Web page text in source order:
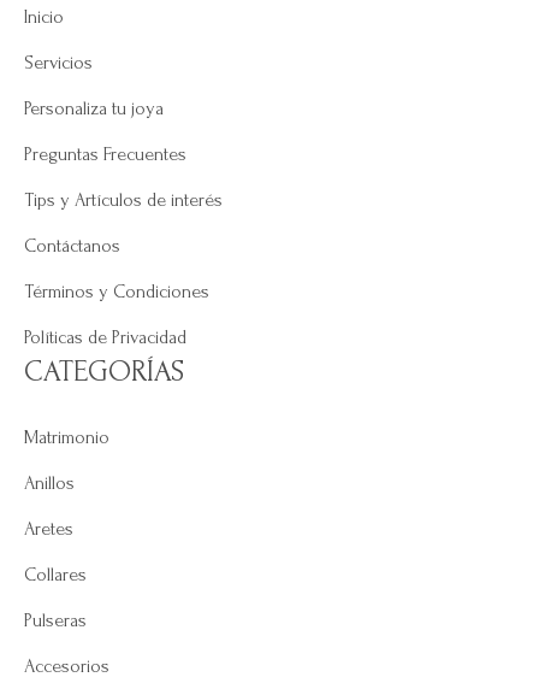
Inicio
Servicios
Personaliza tu joya
Preguntas Frecuentes
Tips y Artículos de interés
Contáctanos
Términos y Condiciones
Políticas de Privacidad
CATEGORÍAS
Matrimonio
Anillos
Aretes
Collares
Pulseras
Accesorios